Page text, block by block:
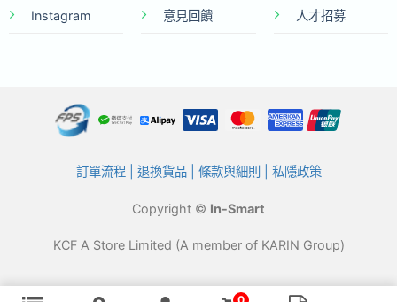
Instagram 意見回饋 人才招募
訂單流程| 退換貨品| 條款與細則 私隱政策
Copyright © In-Smart
KCF A Store Limited (A member of KARIN Group)